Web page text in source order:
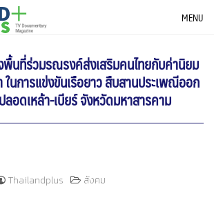
NEWS MENU
นที่ร่วมรณรงค์ส่งเสริมคนไทยกับค่านิยม
นการแข่งขันเรือยาว สืบสานประเพณีออก
ลอดเหล้า-เบียร์ จังหวัดมหาสารคาม
Thailandplus สังคม